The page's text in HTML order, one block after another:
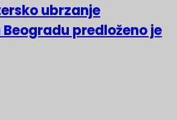
ubrzanje
predloženo je